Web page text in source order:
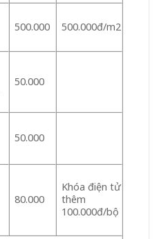
500.000 500.000đ/m2
50.000
50.000
80.000
Khóa điện tử
thêm
100.000đ/bộ